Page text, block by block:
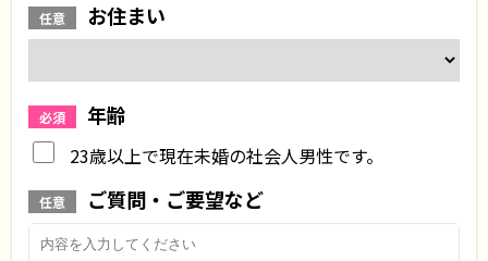
任意 お住まい
必須 年齢
23歳以上で現在未婚の社会人男性です。
任意 ご質問・ご要望など